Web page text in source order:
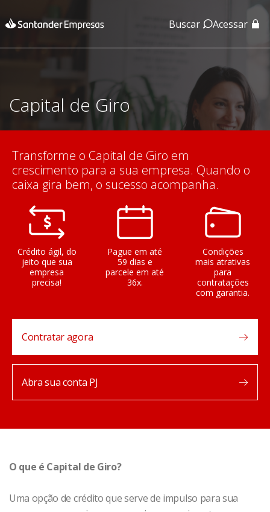
App Santander
App Santander Empresas
Buscar Acessar
Capital de Giro
Transforme o Capital de Giro em
crescimento para a sua empresa. Quando o
caixa gira bem, o sucesso acompanha.
Crédito ágil, do
jeito que sua
empresa
precisa!
Pague em até
59 dias e
parcele em até
36x.
Condições
mais atrativas
para
contratações
com garantia.
Abra sua conta PJ
Contratar agora
O que é Capital de Giro?
Uma opção de crédito que serve de impulso para sua